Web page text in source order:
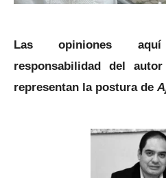
Las opiniones
responsabilidad del
representan la postura de